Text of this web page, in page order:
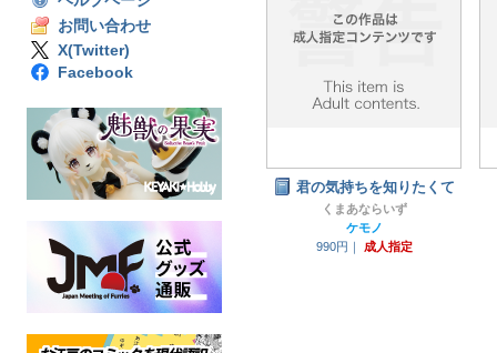
お問い合わせ
X(Twitter)
Facebook
君の気持ちを知りたくて
くまあならいず
ケモノ
990円｜
成人指定